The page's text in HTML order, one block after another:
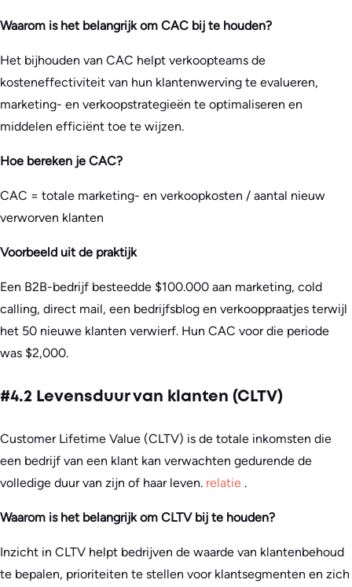
Waarom is het belangrijk om CAC bij te houden?
Het bijhouden van CAC helpt verkoopteams de
kosteneffectiviteit van hun klantenwerving te evalueren,
marketing- en verkoopstrategieën te optimaliseren en
middelen efficiënt toe te wijzen.
Hoe bereken je CAC?
CAC = totale marketing- en verkoopkosten / aantal nieuw
verworven klanten
Voorbeeld uit de praktijk
Een B2B-bedrijf besteedde $100.000 aan marketing, cold
calling, direct mail, een bedrijfsblog en verkooppraatjes terwijl
het 50 nieuwe klanten verwierf. Hun CAC voor die periode
was $2,000.
#4.2 Levensduur van klanten (CLTV)
Customer Lifetime Value (CLTV) is de totale inkomsten die
een bedrijf van een klant kan verwachten gedurende de
volledige duur van zijn of haar leven. relatie .
Waarom is het belangrijk om CLTV bij te houden?
Inzicht in CLTV helpt bedrijven de waarde van klantenbehoud
te bepalen, prioriteiten te stellen voor klantsegmenten en zich